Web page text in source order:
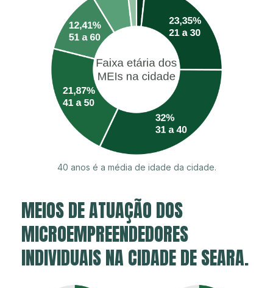
40 anos é a média de idade da cidade.
MEIOS DE ATUAÇÃO DOS
MICROEMPREENDEDORES
INDIVIDUAIS NA CIDADE DE SEARA.